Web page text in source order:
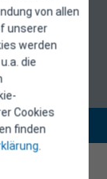
von allen
unserer
werden
die
Cookies
finden
.